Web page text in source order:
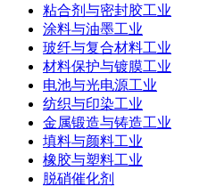
粘合剂与密封胶工业
涂料与油墨工业
玻纤与复合材料工业
材料保护与镀膜工业
电池与光电源工业
纺织与印染工业
金属锻造与铸造工业
填料与颜料工业
橡胶与塑料工业
脱硝催化剂